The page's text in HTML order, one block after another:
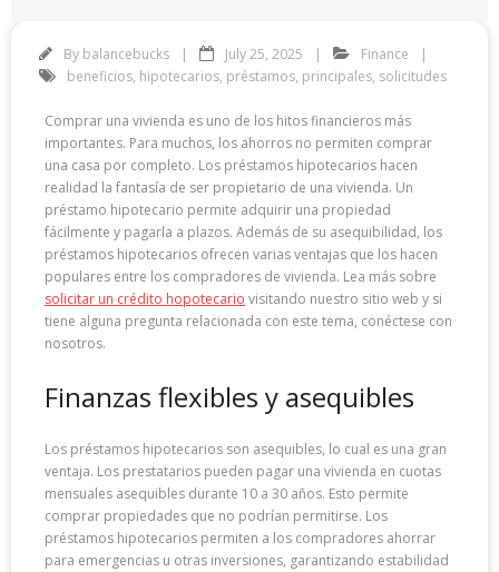
By balancebucks July 25, 2025
Finance
beneficios, hipotecarios, préstamos, principales, solicitudes
Comprar una vivienda es uno de los hitos financieros más
importantes. Para muchos, los ahorros no permiten comprar
una casa por completo. Los préstamos hipotecarios hacen
realidad la fantasía de ser propietario de una vivienda. Un
préstamo hipotecario permite adquirir una propiedad
fácilmente y pagarla a plazos. Además de su asequibilidad, los
préstamos hipotecarios ofrecen varias ventajas que los hacen
populares entre los compradores de vivienda. Lea más sobre
solicitar un crédito hopotecario visitando nuestro sitio web y si
tiene alguna pregunta relacionada con este tema, conéctese con
nosotros.
Finanzas flexibles y asequibles
Los préstamos hipotecarios son asequibles, lo cual es una gran
ventaja. Los prestatarios pueden pagar una vivienda en cuotas
mensuales asequibles durante 10 a 30 años. Esto permite
comprar propiedades que no podrían permitirse. Los
préstamos hipotecarios permiten a los compradores ahorrar
para emergencias u otras inversiones, garantizando estabilidad